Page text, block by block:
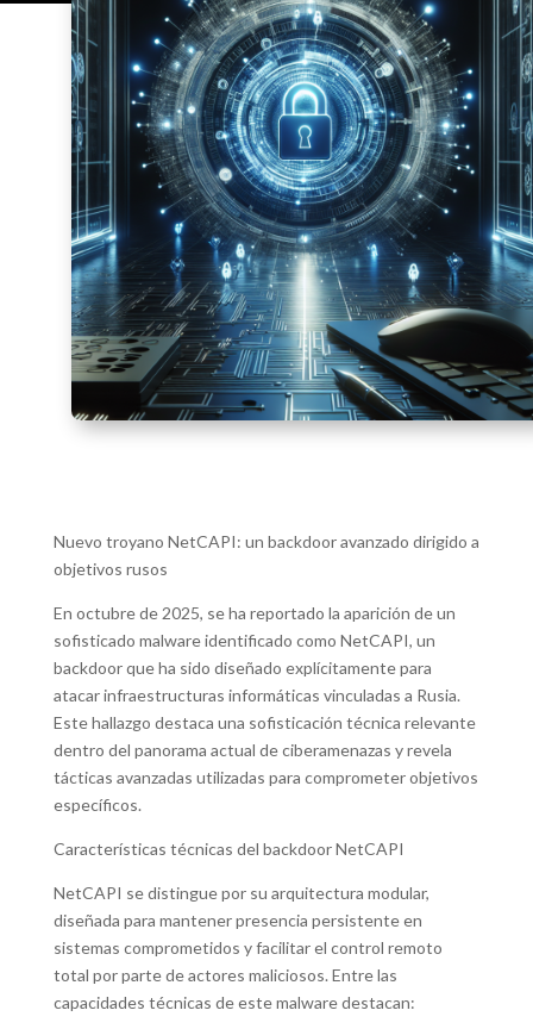
Nuevo troyano NetCAPI: un backdoor avanzado dirigido a
objetivos rusos
En octubre de 2025, se ha reportado la aparición de un
sofisticado malware identificado como NetCAPI, un
backdoor que ha sido diseñado explícitamente para
atacar infraestructuras informáticas vinculadas a Rusia.
Este hallazgo destaca una sofisticación técnica relevante
dentro del panorama actual de ciberamenazas y revela
tácticas avanzadas utilizadas para comprometer objetivos
específicos.
Características técnicas del backdoor NetCAPI
NetCAPI se distingue por su arquitectura modular,
diseñada para mantener presencia persistente en
sistemas comprometidos y facilitar el control remoto
total por parte de actores maliciosos. Entre las
capacidades técnicas de este malware destacan: